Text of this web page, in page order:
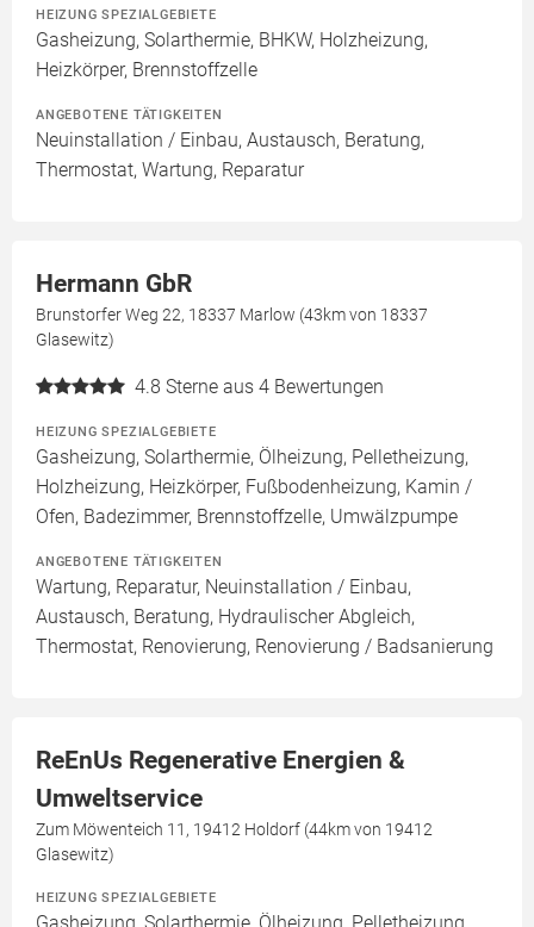
HEIZUNG SPEZIALGEBIETE
Gasheizung, Solarthermie, BHKW, Holzheizung,
Heizkörper, Brennstoffzelle
ANGEBOTENE TÄTIGKEITEN
Neuinstallation / Einbau, Austausch, Beratung,
Thermostat, Wartung, Reparatur
Hermann GbR
Brunstorfer Weg 22, 18337 Marlow (43km von 18337
Glasewitz)
4.8 Sterne aus 4 Bewertungen
HEIZUNG SPEZIALGEBIETE
Gasheizung, Solarthermie, Ölheizung, Pelletheizung,
Holzheizung, Heizkörper, Fußbodenheizung, Kamin /
Ofen, Badezimmer, Brennstoffzelle, Umwälzpumpe
ANGEBOTENE TÄTIGKEITEN
Wartung, Reparatur, Neuinstallation / Einbau,
Austausch, Beratung, Hydraulischer Abgleich,
Thermostat, Renovierung, Renovierung / Badsanierung
ReEnUs Regenerative Energien &
Umweltservice
Zum Möwenteich 11, 19412 Holdorf (44km von 19412
Glasewitz)
HEIZUNG SPEZIALGEBIETE